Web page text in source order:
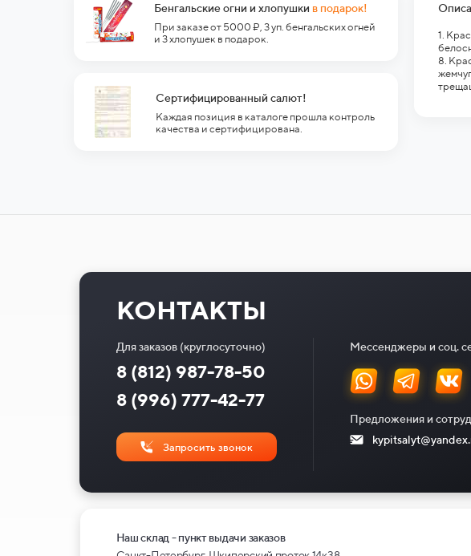
Бенгальские огни и хлопушки в подарок!
При заказе от 5000 ₽, 3 уп. бенгальских огней
и 3 хлопушек в подарок.
Сертифицированный салют!
Каждая позиция в каталоге прошла контроль
качества и сертифицирована.
1.
8.
КОНТАКТЫ
Для заказов (круглосуточно)
8 (996) 777-42-77
8 (812) 987-78-50
Запросить звонок
Мессенджеры и соц.
Предложения и
Наш склад - пункт выдачи заказов